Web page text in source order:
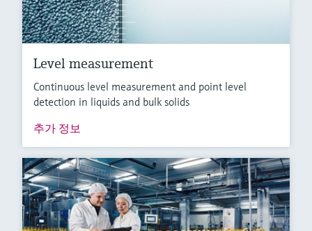
Level measurement
Continuous level measurement and point level
detection in liquids and bulk solids
추가 정보